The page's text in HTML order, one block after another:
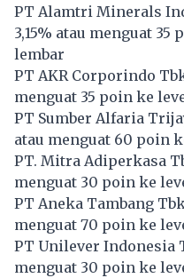
PT Alamtri Minerals
3,15% atau menguat 35
lembar
PT AKR Corporindo
menguat 35 poin ke
PT Sumber Alfaria
atau menguat 60 poin
PT. Mitra Adiperkasa
menguat 30 poin ke
PT Aneka Tambang
menguat 70 poin ke
PT Unilever Indonesia
menguat 30 poin ke